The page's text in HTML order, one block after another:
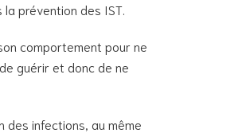
prévention des IST.
comportement pour ne
guérir et donc de ne
infections, au même